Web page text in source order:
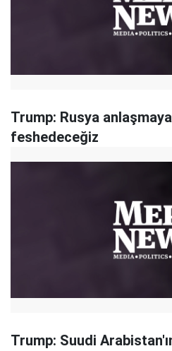
Trump: Rusya
feshedeceğiz
Trump: Suudi